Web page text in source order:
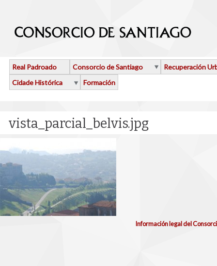
Real Padroado Consorcio de Santiago
Recuperación
Cidade Histórica
Formación
vista_parcial_belvis.jpg
Información legal del